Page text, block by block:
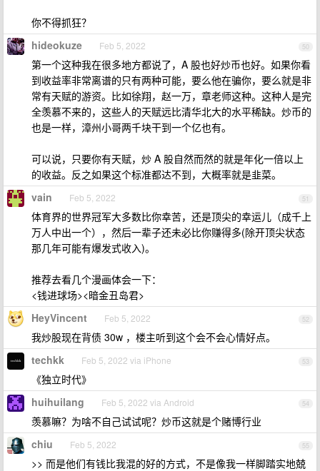
你不得抓狂？
50
hideokuze Feb 5, 2022
第一个这种我在很多地方都说了，A 股也好炒币也好。如果你看
到收益率非常离谱的只有两种可能，要么他在骗你，要么就是非
常有天赋的游资。比如徐翔，赵一万，章老师这种。这种人是完
全羡慕不来的，这些人的天赋远比清华北大的水平稀缺。炒币的
也是一样，漳州小哥两千块干到一个亿也有。
可以说，只要你有天赋，炒 A 股自然而然的就是年化一倍以上
的收益。反之如果这个标准都达不到，大概率就是韭菜。
51
vain Feb 5, 2022
体育界的世界冠军大多数比你幸苦，还是顶尖的幸运儿（成千上
万人中出一个），然后一辈子还未必比你赚得多(除开顶尖状态
那几年可能有爆发式收入)。
推荐去看几个漫画体会一下：
<钱进球场><暗金丑岛君>
52
HeyVincent Feb 5, 2022
我炒股现在背债 30w ，楼主听到这个会不会心情好点。
53
techkk Feb 5, 2022 via iPhone
《独立时代》
54
huihuilang Feb 5, 2022 via Android
羡慕嘛？为啥不自己试试呢？炒币这就是个赌博行业
55
chiu Feb 5, 2022
>> 而是他们有钱比我混的好的方式，不是像我一样脚踏实地兢